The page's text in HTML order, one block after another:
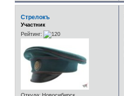
Стрелокъ
Участник
Рейтинг: